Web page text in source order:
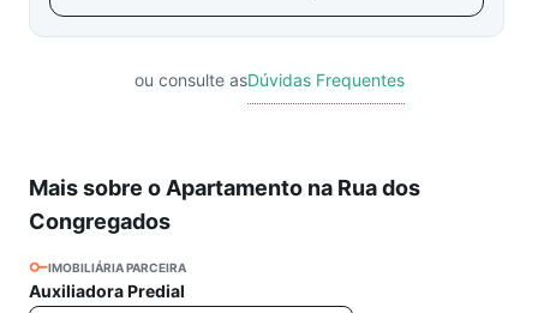
ou consulte asDúvidas Frequentes
Mais sobre o Apartamento na Rua dos
Congregados
IMOBILIÁRIA PARCEIRA
Auxiliadora Predial